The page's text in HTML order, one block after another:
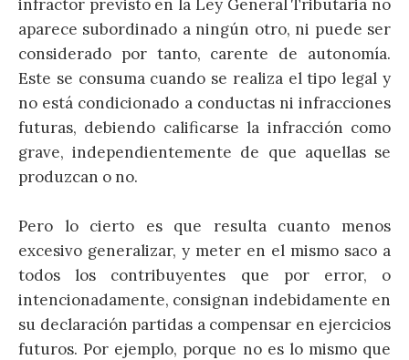
infractor previsto en la Ley General Tributaria no
aparece subordinado a ningún otro, ni puede ser
considerado por tanto, carente de autonomía.
Este se consuma cuando se realiza el tipo legal y
no está condicionado a conductas ni infracciones
futuras, debiendo calificarse la infracción como
grave, independientemente de que aquellas se
produzcan o no.
Pero lo cierto es que resulta cuanto menos
excesivo generalizar, y meter en el mismo saco a
todos los contribuyentes que por error, o
intencionadamente, consignan indebidamente en
su declaración partidas a compensar en ejercicios
futuros. Por ejemplo, porque no es lo mismo que